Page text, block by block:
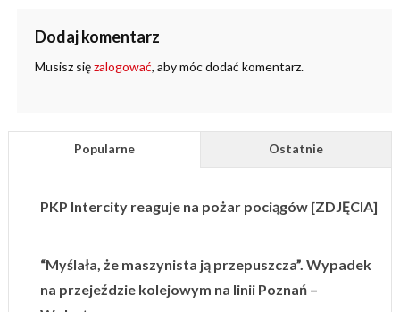
Dodaj komentarz
Musisz sięzalogować, aby móc dodać komentarz.
Popularne Ostatnie
PKP Intercity reaguje na pożar pociągów [ZDJĘCIA]
“Myślała, że maszynista ją przepuszcza”. Wypadek
na przejeździe kolejowym na linii Poznań –